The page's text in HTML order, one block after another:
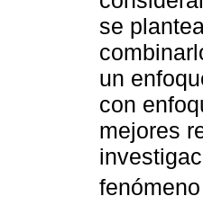
se
un
con
mejores